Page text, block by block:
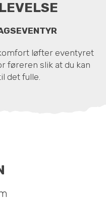
løfter eventyret
føreren slik at du kan
det fulle.